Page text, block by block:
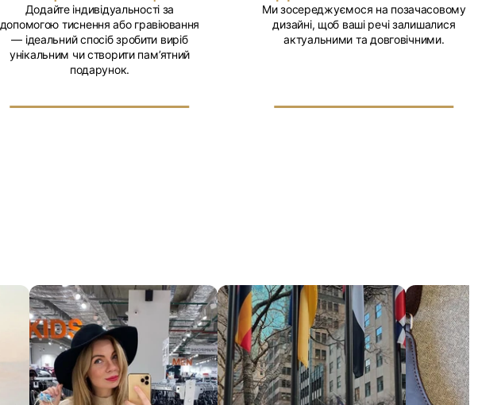
Додайте індивідуальності за
допомогою тиснення або гравіювання
— ідеальний спосіб зробити виріб
унікальним чи створити пам’ятний
подарунок.
Ми зосереджуємося на позачасовому
дизайні, щоб ваші речі залишалися
актуальними та довговічними.